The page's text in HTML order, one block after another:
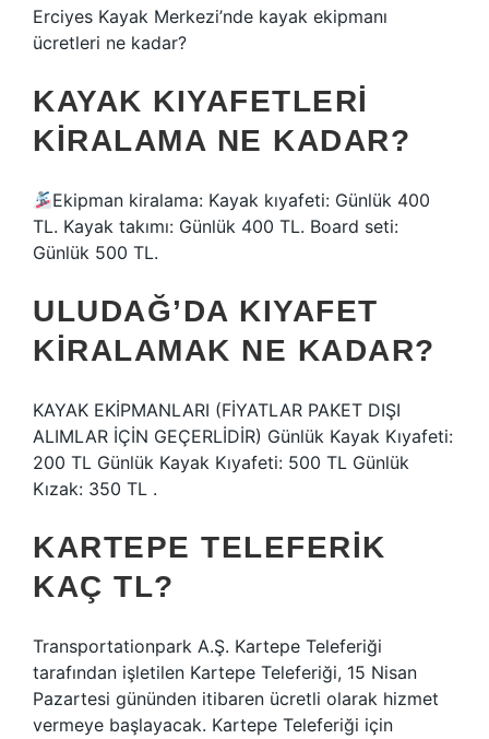
Erciyes Kayak Merkezi’nde kayak ekipmanı
ücretleri ne kadar?
KAYAK KIYAFETLERI
KIRALAMA NE KADAR?
Ekipman kiralama: Kayak kıyafeti: Günlük 400
TL. Kayak takımı: Günlük 400 TL. Board seti:
Günlük 500 TL.
ULUDAĞ’DA KIYAFET
KIRALAMAK NE KADAR?
KAYAK EKİPMANLARI (FİYATLAR PAKET DIŞI
ALIMLAR İÇİN GEÇERLİDİR) Günlük Kayak Kıyafeti:
200 TL Günlük Kayak Kıyafeti: 500 TL Günlük
Kızak: 350 TL .
KARTEPE TELEFERIK
KAÇ TL?
Transportationpark A.Ş. Kartepe Teleferiği
tarafından işletilen Kartepe Teleferiği, 15 Nisan
Pazartesi gününden itibaren ücretli olarak hizmet
vermeye başlayacak. Kartepe Teleferiği için